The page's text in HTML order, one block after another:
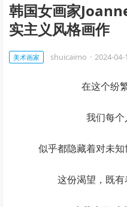
韩国女画家
实主义风格画作
美术画家 shuicaimo · 2024-04-
在这个纷
我们每
似乎都隐藏着对未
这份渴望，既